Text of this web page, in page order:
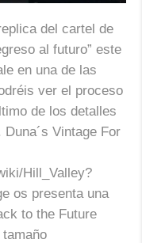
del cartel de
al futuro” este
en una de las
ver el proceso
de los detalles
Vintage For
Hill_Valley?
os presenta una
to the Future